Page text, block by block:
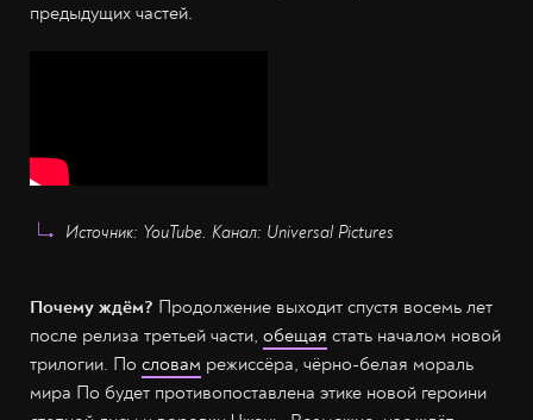
предыдущих частей.
Источник: YouTube. Канал: Universal Pictures
Почему ждём? Продолжение выходит спустя восемь лет
после релиза третьей части, обещая стать началом новой
трилогии. По словам режиссёра, чёрно-белая мораль
мира По будет противопоставлена этике новой героини